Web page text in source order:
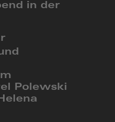
in der
Polewski